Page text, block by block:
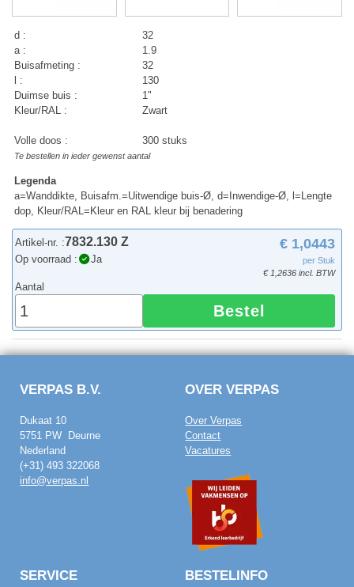
d :
32
a :
1.9
Buisafmeting :
32
l :
130
Duimse buis :
1"
Kleur/RAL :
Zwart
Volle doos : 300 stuks
Te bestellen in ieder gewenst aantal
Legenda
a=Wanddikte, Buisafm.=Uitwendige buis-Ø, d=Inwendige-Ø, l=Lengte
dop, Kleur/RAL=Kleur en RAL kleur bij benadering
Artikel-nr. :7832.130 Z
Op voorraad : Ja
€ 1,0443
per Stuk
€ 1,2636 incl. BTW
Aantal
Bestel
VERPAS B.V.
Dukaat 10
5751 PW Deurne
Nederland
(+31) 493 322068
info@verpas.nl
OVER VERPAS
Over Verpas
Contact
Vacatures
SERVICE BESTELINFO